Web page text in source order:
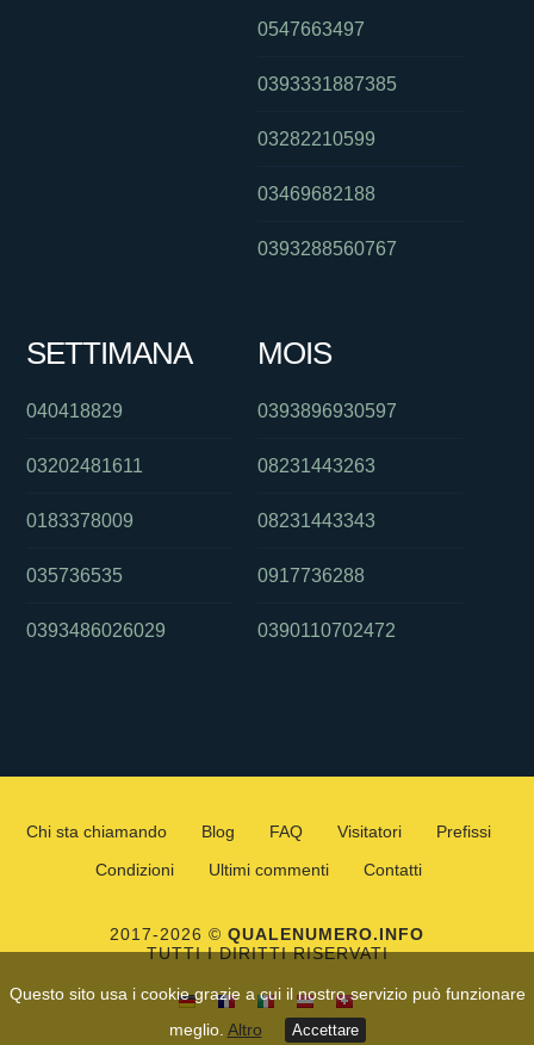
Questo sito usa i cookie grazie a cui il nostro servizio può funzionare
meglio. Altro Accettare
0547663497
0393331887385
03282210599
03469682188
0393288560767
SETTIMANA
040418829
03202481611
0183378009
035736535
0393486026029
MOIS
0393896930597
08231443263
08231443343
0917736288
0390110702472
Chi sta chiamando Blog FAQ Visitatori
Prefissi
Condizioni
Ultimi commenti Contatti
2017-2026 © QUALENUMERO.INFO
TUTTI I DIRITTI RISERVATI